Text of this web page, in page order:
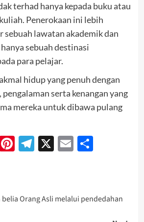
terhad hanya kepada buku atau
Penerokaan ini lebih
sebuah lawatan akademik dan
sebuah destinasi
para pelajar.
hidup yang penuh dengan
serta kenangan yang
mereka untuk dibawa pulang
Pinterest
Telegram
X EmailShare
Orang Asli melalui pendedahan